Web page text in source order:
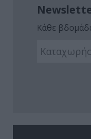
Κάθε